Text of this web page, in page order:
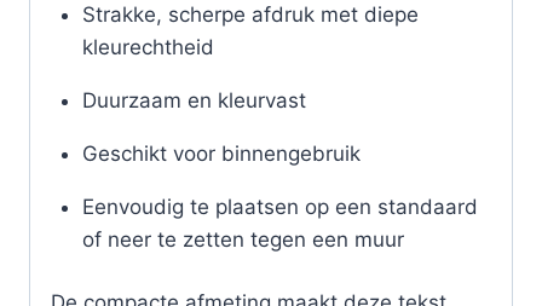
Strakke, scherpe afdruk met diepe
kleurechtheid
Duurzaam en kleurvast
Geschikt voor binnengebruik
Eenvoudig te plaatsen op een standaard
of neer te zetten tegen een muur